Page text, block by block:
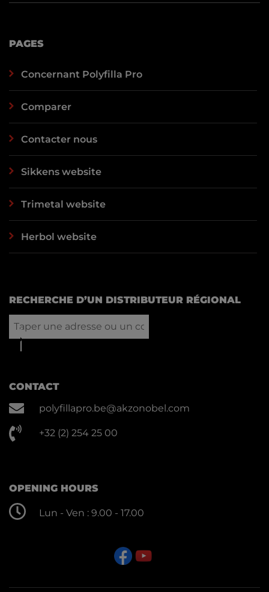
PAGES
Concernant Polyfilla Pro
Comparer
Contacter nous
Sikkens website
Trimetal website
Herbol website
RECHERCHE D’UN DISTRIBUTEUR RÉGIONAL
CONTACT
polyfillapro.be@akzonobel.com
+32 (2) 254 25 00
OPENING HOURS
Lun - Ven : 9.00 - 17.00